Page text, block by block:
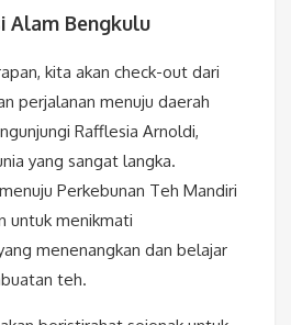
Alam Bengkulu
kita akan check-out dari
perjalanan menuju daerah
Rafflesia Arnoldi,
yang sangat langka.
Perkebunan Teh Mandiri
untuk menikmati
menenangkan dan belajar
teh.